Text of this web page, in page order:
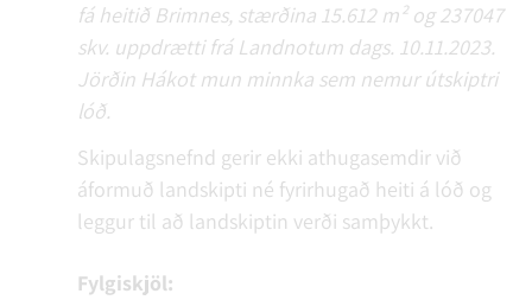
fá heitið Brimnes, stærðina 15.612 m² og 237047
skv. uppdrætti frá Landnotum dags. 10.11.2023.
Jörðin Hákot mun minnka sem nemur útskiptri
lóð.
Skipulagsnefnd gerir ekki athugasemdir við
áformuð landskipti né fyrirhugað heiti á lóð og
leggur til að landskiptin verði samþykkt.
Fylgiskjöl: